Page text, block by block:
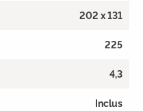
202 x 131
225
4,3
Inclus